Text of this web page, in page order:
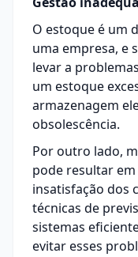
O estoque é um
uma empresa, e
levar a
um estoque
armazenagem
obsolescência.
Por outro lado,
pode resultar
insatisfação dos
técnicas de
sistemas
evitar esses